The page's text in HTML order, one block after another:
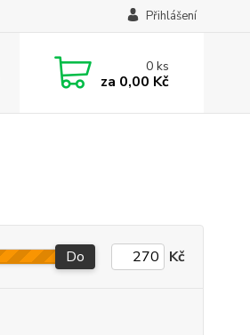
Přihlášení
0ks
za 0,00 Kč
Do Kč